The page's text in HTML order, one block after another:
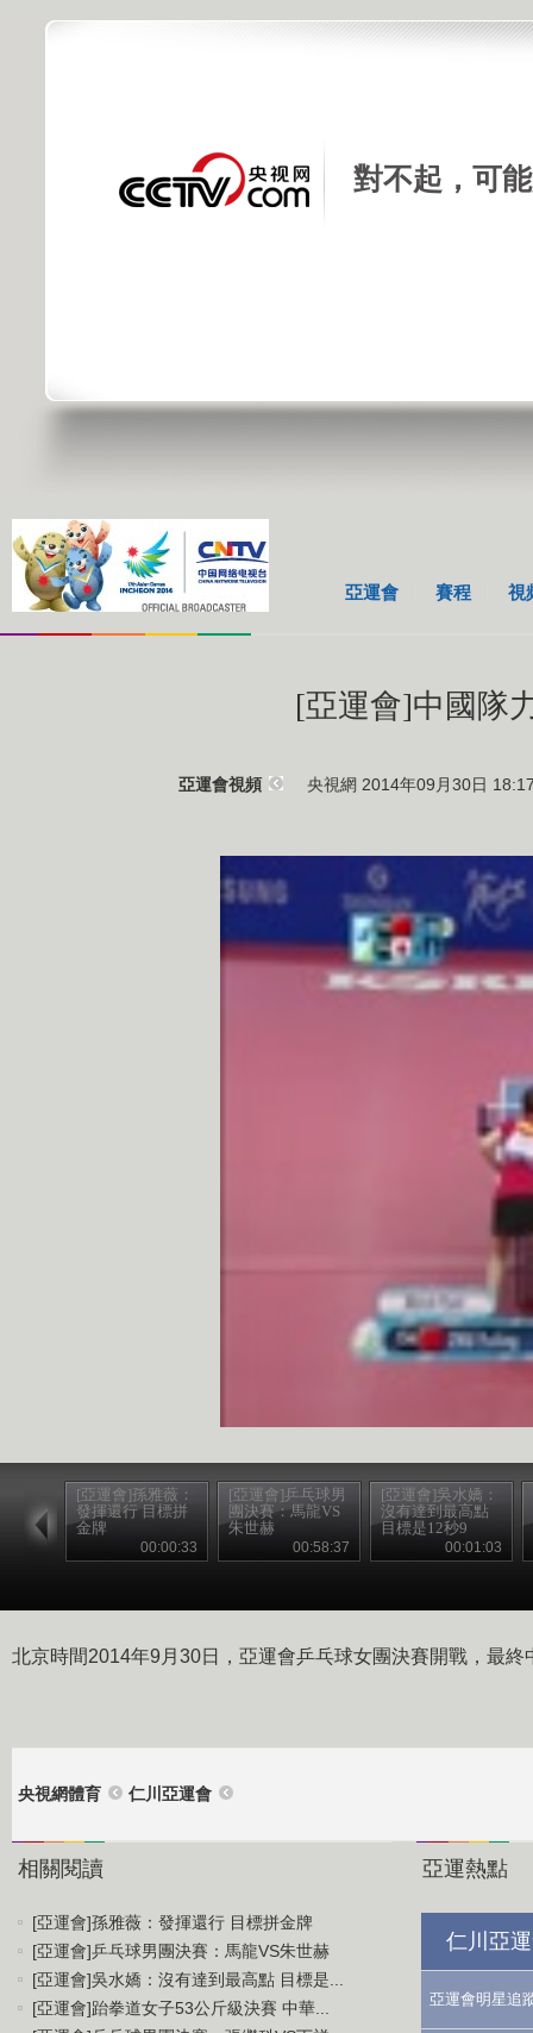
對不起，可
亞運會 賽程 視
[亞運會]中國隊
亞運會視頻 央視網 2014年09月30日
[亞運會]孫雅薇：
發揮還行 目標拼
金牌
00:00:33
[亞運會]乒乓球男
團決賽：馬龍VS
朱世赫
00:58:37
[亞運會]吳水嬌：
沒有達到最高點
目標是12秒9
00:01:03
北京時間2014年9月30日，亞運會乒乓球女團決賽開戰，最
央視網體育 仁川亞運會
相關閱讀
[亞運會]孫雅薇：發揮還行 目標拼金牌
[亞運會]乒乓球男團決賽：馬龍VS朱世赫
[亞運會]吳水嬌：沒有達到最高點 目標是...
[亞運會]跆拳道女子53公斤級決賽 中華...
亞運熱點
仁川亞
亞運會明星追